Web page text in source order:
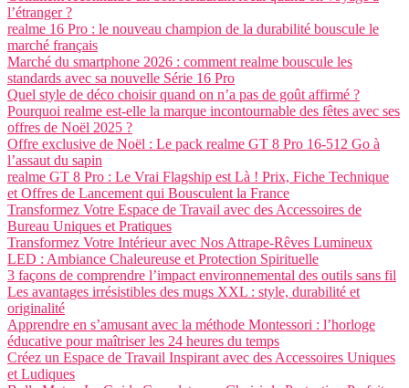
l’étranger ?
realme 16 Pro : le nouveau champion de la durabilité bouscule le
marché français
Marché du smartphone 2026 : comment realme bouscule les
standards avec sa nouvelle Série 16 Pro
Quel style de déco choisir quand on n’a pas de goût affirmé ?
Pourquoi realme est-elle la marque incontournable des fêtes avec ses
offres de Noël 2025 ?
Offre exclusive de Noël : Le pack realme GT 8 Pro 16-512 Go à
l’assaut du sapin
realme GT 8 Pro : Le Vrai Flagship est Là ! Prix, Fiche Technique
et Offres de Lancement qui Bousculent la France
Transformez Votre Espace de Travail avec des Accessoires de
Bureau Uniques et Pratiques
Transformez Votre Intérieur avec Nos Attrape-Rêves Lumineux
LED : Ambiance Chaleureuse et Protection Spirituelle
3 façons de comprendre l’impact environnemental des outils sans fil
Les avantages irrésistibles des mugs XXL : style, durabilité et
originalité
Apprendre en s’amusant avec la méthode Montessori : l’horloge
éducative pour maîtriser les 24 heures du temps
Créez un Espace de Travail Inspirant avec des Accessoires Uniques
et Ludiques